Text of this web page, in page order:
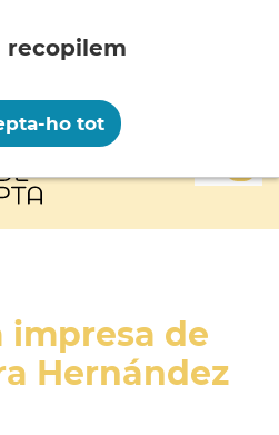
de
Hernández
finalitats:
ho tot